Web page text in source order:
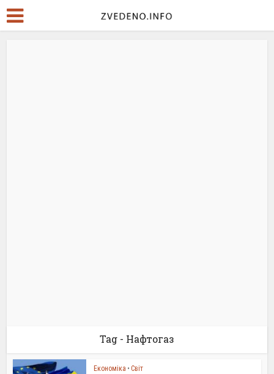
Tag - Нафтогаз
Економіка • Світ